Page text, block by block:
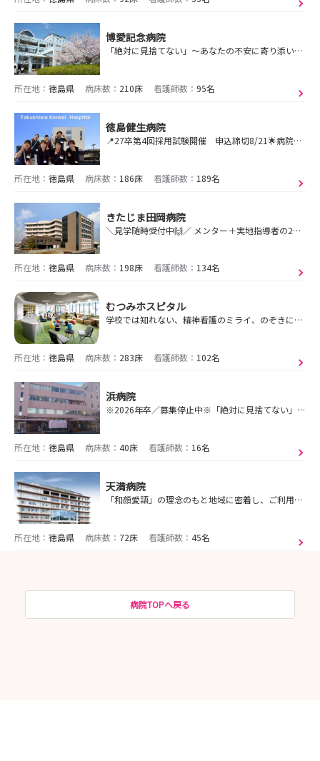
博愛記念病院
「絶対に見捨てない」～あなたの不安に寄り添い、生涯を通じた質の高い医療を提供します～
所在地： 徳島県 病床数： 210床 看護師数： 95名
徳島健生病院
📍27卒第4回採用試験開催 申込締切8/21🌟病院見学会開催🌟9月申込締切間近 9/2（水）9/4（金）希望する病棟はより詳しく見学できます🍉
所在地： 徳島県 病床数： 186床 看護師数： 189名
きたじま田岡病院
＼見学随時受付中🙌／ メンター＋実地指導者の2名体制で個別サポート💕平均月残業時間3時間未満👌2025年度育休復帰率95％！託児所完備！
所在地： 徳島県 病床数： 198床 看護師数： 134名
むつみホスピタル
学校では知れない、精神看護のミライ、のぞきにきませんか？
所在地： 徳島県 病床数： 283床 看護師数： 102名
浜病院
※2026年卒／募集停止中※「絶対に見捨てない」～地域に寄り添い、患者中心の医療で安心を提供します～
所在地： 徳島県 病床数： 40床 看護師数： 16名
天満病院
「和顔愛語」の理念のもと地域に密着し、ご利用者の幸せを考え続ける組織であり続けます。
所在地： 徳島県 病床数： 72床 看護師数： 45名
病院TOPへ戻る